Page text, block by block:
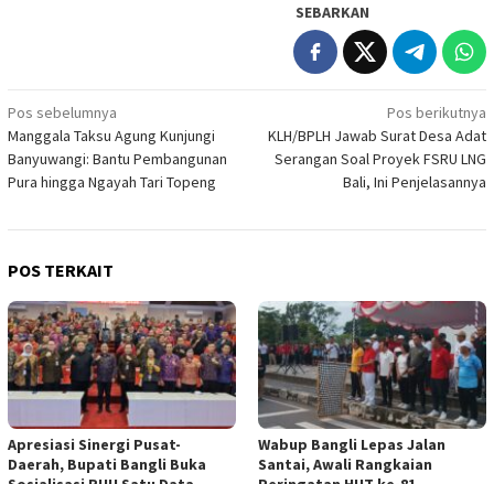
SEBARKAN
Navigasi
pos
Pos sebelumnya
Manggala Taksu Agung Kunjungi
Banyuwangi: Bantu Pembangunan
Pura hingga Ngayah Tari Topeng
Pos berikutnya
KLH/BPLH Jawab Surat Desa Adat
Serangan Soal Proyek FSRU LNG
Bali, Ini Penjelasannya
POS TERKAIT
Apresiasi Sinergi Pusat-
Daerah, Bupati Bangli Buka
Wabup Bangli Lepas Jalan
Santai, Awali Rangkaian